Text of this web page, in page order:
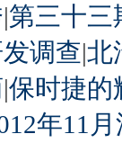
|第三十三
调查|北
|保时捷的
年11